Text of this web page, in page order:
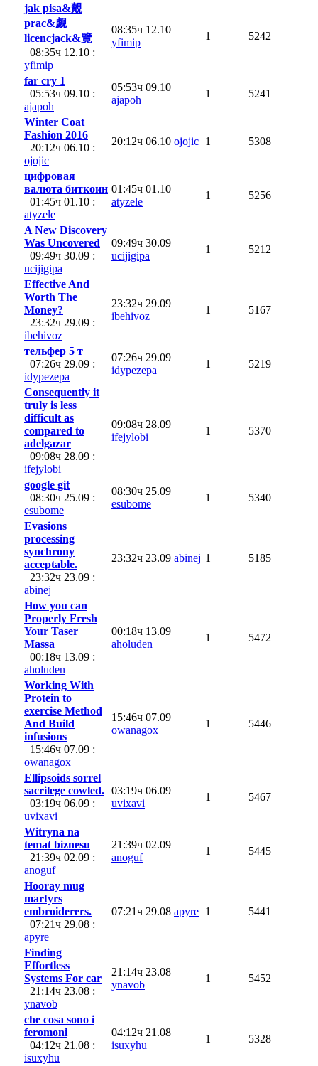
jak pisa&覿
prac&觑
licencjack&覽
08:35ч 12.10 :
yfimip
08:35ч 12.10
yfimip
1 5242
far cry 1
05:53ч 09.10 :
ajapoh
05:53ч 09.10
ajapoh
1 5241
Winter Coat
Fashion 2016
20:12ч 06.10 :
ojojic
20:12ч 06.10 ojojic 1 5308
цифровая
валюта биткоин
01:45ч 01.10 :
atyzele
01:45ч 01.10
atyzele
1 5256
A New Discovery
Was Uncovered
09:49ч 30.09 :
ucijigipa
09:49ч 30.09
ucijigipa
1 5212
Effective And
Worth The
Money?
23:32ч 29.09 :
ibehivoz
23:32ч 29.09
ibehivoz
1 5167
тельфер 5 т
07:26ч 29.09 :
idypezepa
07:26ч 29.09
idypezepa
1 5219
Consequently it
truly is less
difficult as
compared to
adelgazar
09:08ч 28.09 :
ifejylobi
09:08ч 28.09
ifejylobi
1 5370
google git
08:30ч 25.09 :
esubome
08:30ч 25.09
esubome
1 5340
Evasions
processing
synchrony
acceptable.
23:32ч 23.09 :
abinej
23:32ч 23.09 abinej 1 5185
How you can
Properly Fresh
Your Taser
Massa
00:18ч 13.09 :
aholuden
00:18ч 13.09
aholuden
1 5472
Working With
Protein to
exercise Method
And Build
infusions
15:46ч 07.09 :
owanagox
15:46ч 07.09
owanagox
1 5446
Ellipsoids sorrel
sacrilege cowled.
03:19ч 06.09 :
uvixavi
03:19ч 06.09
uvixavi
1 5467
Witryna na
temat biznesu
21:39ч 02.09 :
anoguf
21:39ч 02.09
anoguf
1 5445
Hooray mug
martyrs
embroiderers.
07:21ч 29.08 :
apyre
07:21ч 29.08 apyre 1 5441
Finding
Effortless
Systems For car
21:14ч 23.08 :
ynavob
21:14ч 23.08
ynavob
1 5452
che cosa sono i
feromoni
04:12ч 21.08 :
isuxyhu
04:12ч 21.08
isuxyhu
1 5328